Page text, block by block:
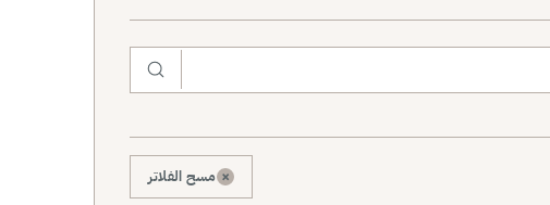
× مسح الفلاتر